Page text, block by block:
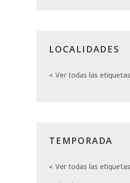
LOCALIDADES
Ver todas las etiquetas
TEMPORADA
Ver todas las etiquetas